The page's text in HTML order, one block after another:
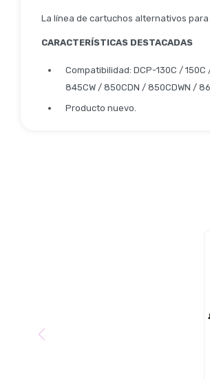
La línea de cartuchos alternativos
CARACTERÍSTICAS DESTACADAS
Compatibilidad: DCP-130C /
845CW / 850CDN / 850CDWN /
Producto nuevo.